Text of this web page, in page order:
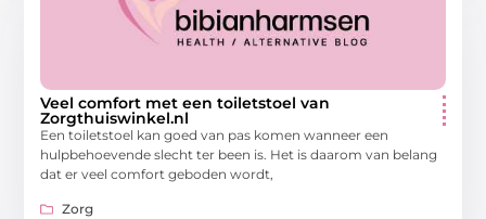
Veel comfort met een toiletstoel van
Zorgthuiswinkel.nl
Een toiletstoel kan goed van pas komen wanneer een
hulpbehoevende slecht ter been is. Het is daarom van belang
dat er veel comfort geboden wordt,
Zorg